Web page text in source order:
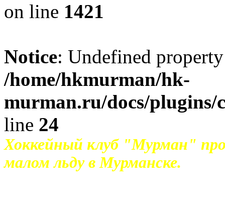
on line 1421
Notice: Undefined
/home/hkmurman/hk-
murman.ru/docs/plugins/
line 24
Хоккейный клуб "Мурман"
малом льду в Мурманске.